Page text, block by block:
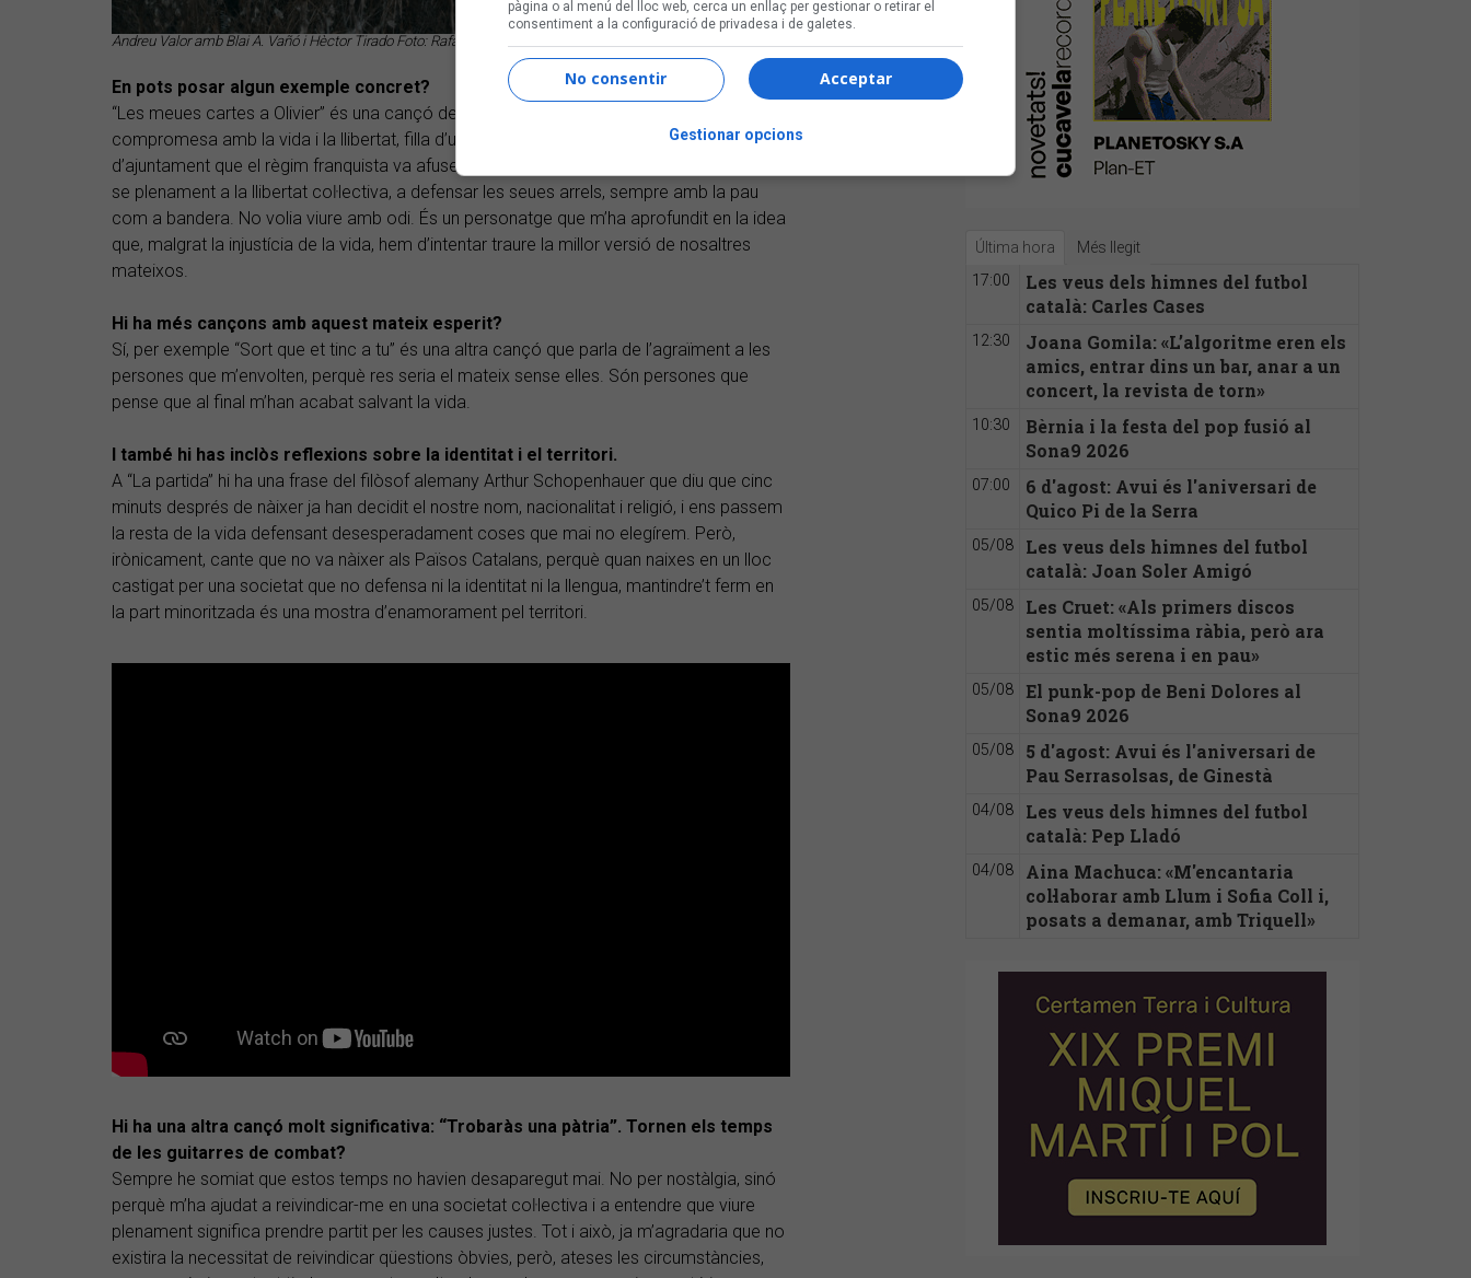
Andreu Valor amb Blai A. Vañó i Hèctor Tirado Foto: Rafa Cortés
En pots posar algun exemple concret?
“Les meues cartes a Olivier” és una cançó dedicada a Didín Puig, una dona riberenca
compromesa amb la vida i la llibertat, filla d’una mestra d’escola i d’un secretari
d’ajuntament que el règim franquista va afusellar. Tot i això, ella va decidir viure i dedicar-
se plenament a la llibertat coŀlectiva, a defensar les seues arrels, sempre amb la pau
com a bandera. No volia viure amb odi. És un personatge que m’ha aprofundit en la idea
que, malgrat la injustícia de la vida, hem d’intentar traure la millor versió de nosaltres
mateixos.
Hi ha més cançons amb aquest mateix esperit?
Sí, per exemple “Sort que et tinc a tu” és una altra cançó que parla de l’agraïment a les
persones que m’envolten, perquè res seria el mateix sense elles. Són persones que
pense que al final m’han acabat salvant la vida.
I també hi has inclòs reflexions sobre la identitat i el territori.
A “La partida” hi ha una frase del filòsof alemany Arthur Schopenhauer que diu que cinc
minuts després de nàixer ja han decidit el nostre nom, nacionalitat i religió, i ens passem
la resta de la vida defensant desesperadament coses que mai no elegírem. Però,
irònicament, cante que no va nàixer als Països Catalans, perquè quan naixes en un lloc
castigat per una societat que no defensa ni la identitat ni la llengua, mantindre’t ferm en
la part minoritzada és una mostra d’enamorament pel territori.
Hi ha una altra cançó molt significativa: “Trobaràs una pàtria”. Tornen els temps
de les guitarres de combat?
Sempre he somiat que estos temps no havien desaparegut mai. No per nostàlgia, sinó
perquè m’ha ajudat a reivindicar-me en una societat coŀlectiva i a entendre que viure
plenament significa prendre partit per les causes justes. Tot i això, ja m’agradaria que no
existira la necessitat de reivindicar qüestions òbvies, però, ateses les circumstàncies,
Última hora Més llegit
17:00
Les veus dels himnes del futbol
català: Carles Cases
12:30
Joana Gomila: «L’algoritme eren els
amics, entrar dins un bar, anar a un
concert, la revista de torn»
10:30
Bèrnia i la festa del pop fusió al
Sona9 2026
07:00
6 d'agost: Avui és l'aniversari de
Quico Pi de la Serra
05/08
Les veus dels himnes del futbol
català: Joan Soler Amigó
05/08
Les Cruet: «Als primers discos
sentia moltíssima ràbia, però ara
estic més serena i en pau»
05/08
El punk-pop de Beni Dolores al
Sona9 2026
05/08
5 d'agost: Avui és l'aniversari de
Pau Serrasolsas, de Ginestà
04/08
Les veus dels himnes del futbol
català: Pep Lladó
04/08
Aina Machuca: «M'encantaria
col·laborar amb Llum i Sofia Coll i,
posats a demanar, amb Triquell»
pàgina o al menú del lloc web, cerca un enllaç per gestionar o retirar el
consentiment a la configuració de privadesa i de galetes.
Acceptar
No consentir
Gestionar opcions